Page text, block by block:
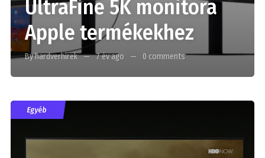
UltraFine 5K monitora
Apple termékekhez
By hardverhirek 7 év ago 0 comments
Egyéb